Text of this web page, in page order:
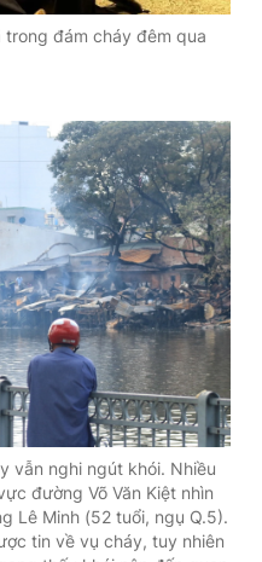
Tòa soạn Chính sách bảo
cấp ngày 24.3.2020
Báo Thanh Niên. Cấm sao
có sự chấp thuận bằng văn
JSC.
đám cháy đêm qua
vẫn nghi ngút khói. Nhiều
đường Võ Văn Kiệt nhìn
Lê Minh (52 tuổi, ngụ Q.5).
tin về vụ cháy, tuy nhiên